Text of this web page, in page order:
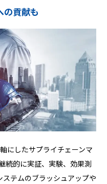
の貢献も
にしたサプライチェーンマ
続的に実証、実験、効果測
テムのブラッシュアップや